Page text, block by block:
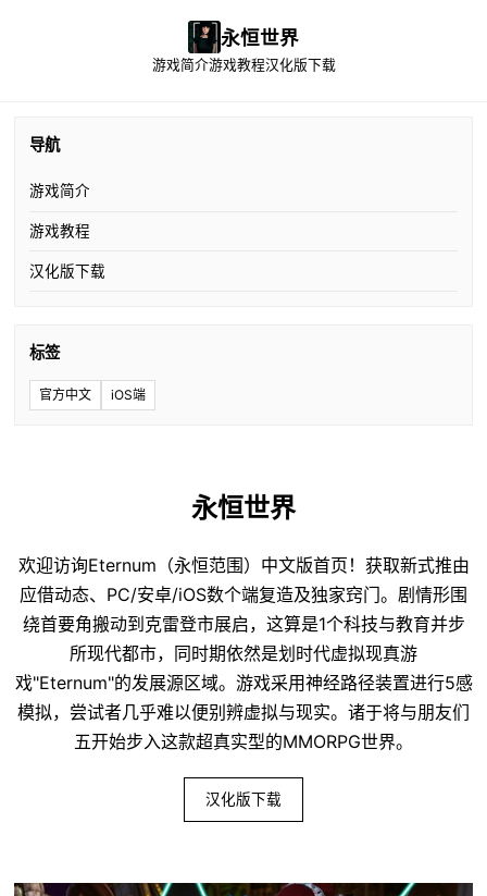
永恒世界
游戏简介游戏教程汉化版下载
导航
游戏简介
游戏教程
汉化版下载
标签
官方中文 iOS端
永恒世界
欢迎访询Eternum（永恒范围）中文版首页！获取新式推由
应借动态、PC/安卓/iOS数个端复造及独家窍门。剧情形围
绕首要角搬动到克雷登市展启，这算是1个科技与教育并步
所现代都市，同时期依然是划时代虚拟现真游
戏"Eternum"的发展源区域。游戏采用神经路径装置进行5感
模拟，尝试者几乎难以便别辨虚拟与现实。诸于将与朋友们
五开始步入这款超真实型的MMORPG世界。
汉化版下载